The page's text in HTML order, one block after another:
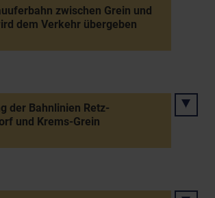
zwischen Grein und
dem Verkehr übergeben
der Bahnlinien Retz-
und Krems-Grein